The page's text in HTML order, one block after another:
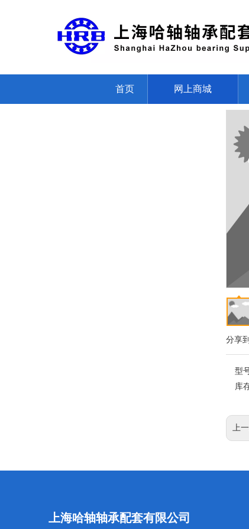
首页 网上商城
分享
型
库
上
上海哈轴轴承配套有限公司